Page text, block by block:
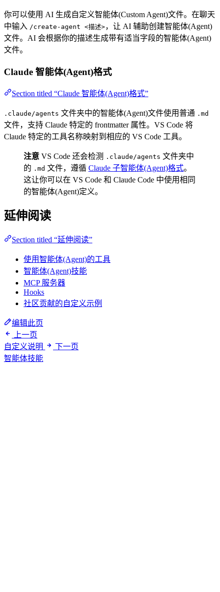
你可以使用 AI 生成自定义智能体(Custom Agent)文件。在聊天
中输入 /create-agent <描述>，让 AI 辅助创建智能体(Agent)
文件。AI 会根据你的描述生成带有适当字段的智能体(Agent)
文件。
Claude 智能体(Agent)格式
Section titled “Claude 智能体(Agent)格式”
.claude/agents 文件夹中的智能体(Agent)文件使用普通 .md
文件，支持 Claude 特定的 frontmatter 属性。VS Code 将
Claude 特定的工具名称映射到相应的 VS Code 工具。
注意 VS Code 还会检测 .claude/agents 文件夹中
的 .md 文件，遵循 Claude 子智能体(Agent)格式。
这让你可以在 VS Code 和 Claude Code 中使用相同
的智能体(Agent)定义。
延伸阅读
Section titled “延伸阅读”
使用智能体(Agent)的工具
智能体(Agent)技能
MCP 服务器
Hooks
社区贡献的自定义示例
编辑此页
上一页
自定义说明
下一页
智能体技能